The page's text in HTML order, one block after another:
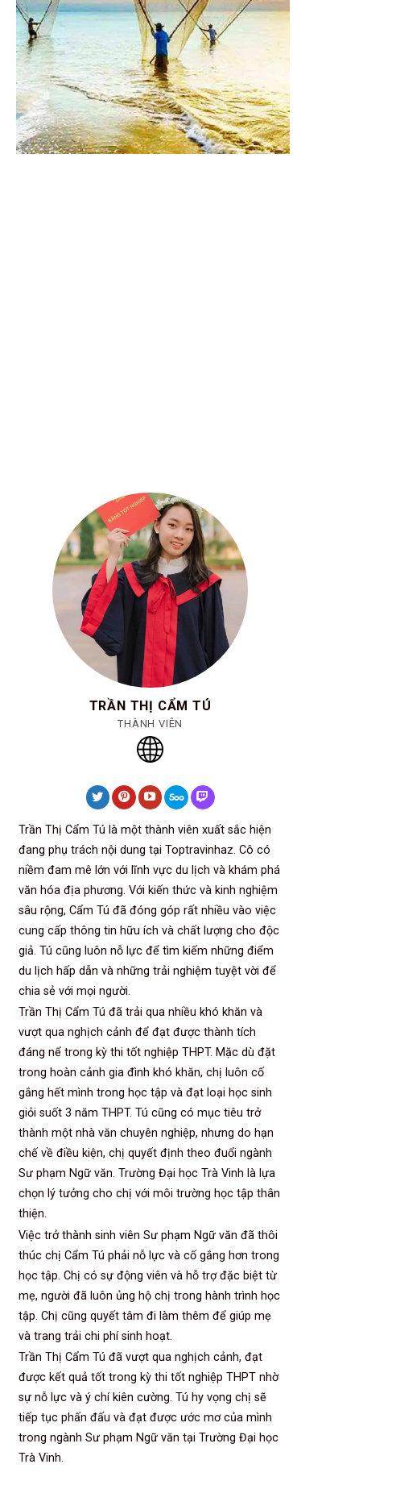
TRẦN THỊ CẨM TÚ
THÀNH VIÊN
Trần Thị Cẩm Tú là một thành viên xuất sắc hiện
đang phụ trách nội dung tại Toptravinhaz. Cô có
niềm đam mê lớn với lĩnh vực du lịch và khám phá
văn hóa địa phương. Với kiến thức và kinh nghiệm
sâu rộng, Cẩm Tú đã đóng góp rất nhiều vào việc
cung cấp thông tin hữu ích và chất lượng cho độc
giả. Tú cũng luôn nỗ lực để tìm kiếm những điểm
du lịch hấp dẫn và những trải nghiệm tuyệt vời để
chia sẻ với mọi người.
Trần Thị Cẩm Tú đã trải qua nhiều khó khăn và
vượt qua nghịch cảnh để đạt được thành tích
đáng nể trong kỳ thi tốt nghiệp THPT. Mặc dù đặt
trong hoàn cảnh gia đình khó khăn, chị luôn cố
gắng hết mình trong học tập và đạt loại học sinh
giỏi suốt 3 năm THPT. Tú cũng có mục tiêu trở
thành một nhà văn chuyên nghiệp, nhưng do hạn
chế về điều kiện, chị quyết định theo đuổi ngành
Sư phạm Ngữ văn. Trường Đại học Trà Vinh là lựa
chọn lý tưởng cho chị với môi trường học tập thân
thiện.
Việc trở thành sinh viên Sư phạm Ngữ văn đã thôi
thúc chị Cẩm Tú phải nỗ lực và cố gắng hơn trong
học tập. Chị có sự động viên và hỗ trợ đặc biệt từ
mẹ, người đã luôn ủng hộ chị trong hành trình học
tập. Chị cũng quyết tâm đi làm thêm để giúp mẹ
và trang trải chi phí sinh hoạt.
Trần Thị Cẩm Tú đã vượt qua nghịch cảnh, đạt
được kết quả tốt trong kỳ thi tốt nghiệp THPT nhờ
sự nỗ lực và ý chí kiên cường. Tú hy vọng chị sẽ
tiếp tục phấn đấu và đạt được ước mơ của mình
trong ngành Sư phạm Ngữ văn tại Trường Đại học
Trà Vinh.